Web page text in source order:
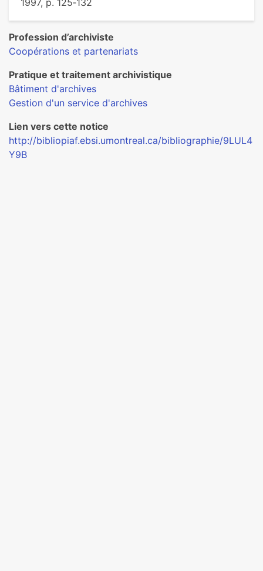
1997, p. 125‑132
Profession d’archiviste
Coopérations et partenariats
Pratique et traitement archivistique
Bâtiment d'archives
Gestion d'un service d'archives
Lien vers cette notice
http://bibliopiaf.ebsi.umontreal.ca/bibliographie/9LUL4
Y9B